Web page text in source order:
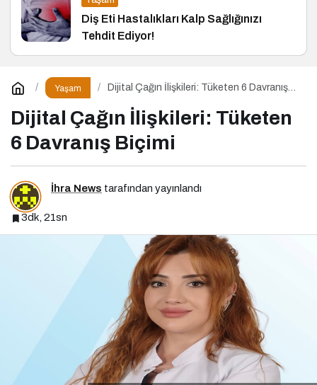
Diş Eti Hastalıkları Kalp Sağlığınızı
Tehdit Ediyor!
Yaşam
Dijital Çağın İlişkileri: Tüketen 6 Davranış
Dijital Çağın İlişkileri: Tüketen
6 Davranış Biçimi
İhra News tarafından yayınlandı
3dk, 21sn